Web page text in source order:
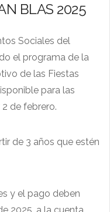
BLAS 2025
Sociales del
el programa de la
de las Fiestas
para las
de febrero.
de 3 años que estén
y el pago deben